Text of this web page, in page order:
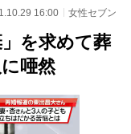
16:00 女性セブン
を求めて葬
唖然